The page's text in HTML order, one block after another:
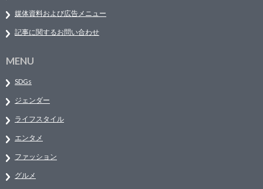
媒体資料および広告メニュー
記事に関するお問い合わせ
MENU
SDGs
ジェンダー
ライフスタイル
エンタメ
ファッション
グルメ